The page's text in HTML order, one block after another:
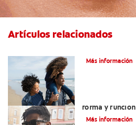
Artículos relacionados
Más información
forma y función
Más información